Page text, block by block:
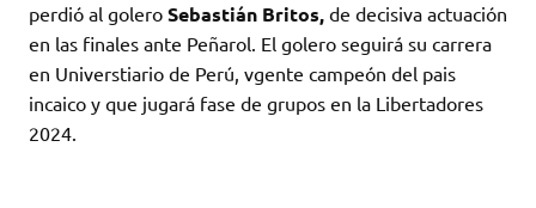
perdió al golero Sebastián Britos, de decisiva actuación
en las finales ante Peñarol. El golero seguirá su carrera
en Universtiario de Perú, vgente campeón del pais
incaico y que jugará fase de grupos en la Libertadores
2024.